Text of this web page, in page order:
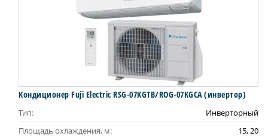
Кондиционер Fuji Electric RSG-07KGTB/ROG-07KGCA (инвертор)
Тип:
Инверторный
Площадь охлаждения, м:
15, 20